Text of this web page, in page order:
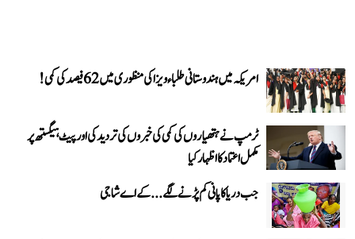
امریکہ میں ہندوستانی طلباء ویزا کی منظوری میں 62 فیصد کی کمی!
ٹرمپ نے ہتھیاروں کی کمی کی خبروں کی تردید کی اور پیٹ ہیگستھ پر
مکمل اعتماد کا اظہار کیا
جب دریا کا پانی کم پڑنے لگے...کے اے شاجی